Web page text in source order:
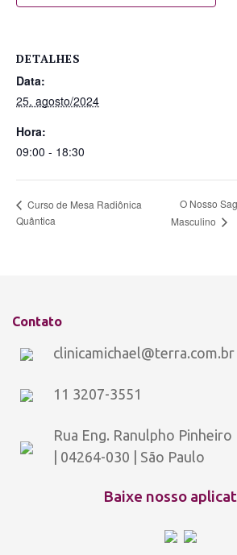
DETALHES
Data:
25, agosto/2024
Hora:
09:00 - 18:30
Curso de Mesa Radiônica
Quântica
O Nosso
Masculino
Contato
clinicamichael@terra.com.br
11 3207-3551
Rua Eng. Ranulpho Pinheiro
| 04264-030 | São Paulo
Baixe nosso